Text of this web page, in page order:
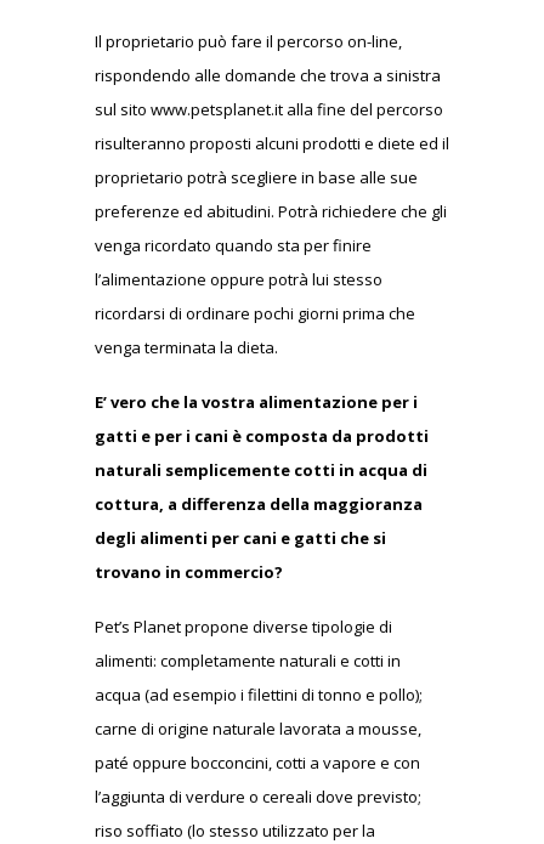
Il proprietario può fare il percorso on-line,
rispondendo alle domande che trova a sinistra
sul sito www.petsplanet.it alla fine del percorso
risulteranno proposti alcuni prodotti e diete ed il
proprietario potrà scegliere in base alle sue
preferenze ed abitudini. Potrà richiedere che gli
venga ricordato quando sta per finire
l’alimentazione oppure potrà lui stesso
ricordarsi di ordinare pochi giorni prima che
venga terminata la dieta.
E’ vero che la vostra alimentazione per i
gatti e per i cani è composta da prodotti
naturali semplicemente cotti in acqua di
cottura, a differenza della maggioranza
degli alimenti per cani e gatti che si
trovano in commercio?
Pet’s Planet propone diverse tipologie di
alimenti: completamente naturali e cotti in
acqua (ad esempio i filettini di tonno e pollo);
carne di origine naturale lavorata a mousse,
paté oppure bocconcini, cotti a vapore e con
l’aggiunta di verdure o cereali dove previsto;
riso soffiato (lo stesso utilizzato per la